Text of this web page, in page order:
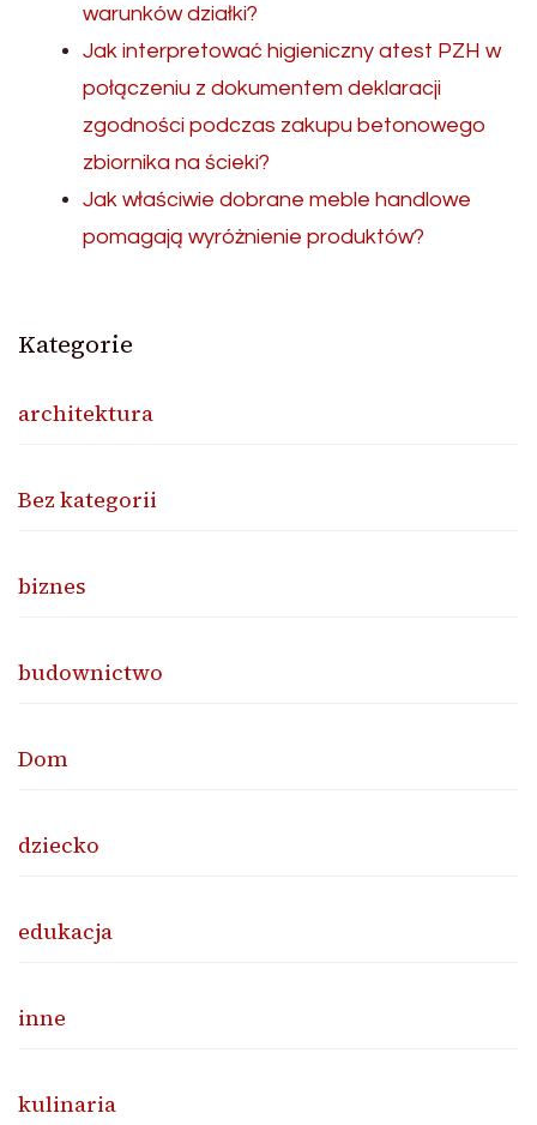
warunków działki?
Jak interpretować higieniczny atest PZH w
połączeniu z dokumentem deklaracji
zgodności podczas zakupu betonowego
zbiornika na ścieki?
Jak właściwie dobrane meble handlowe
pomagają wyróżnienie produktów?
Kategorie
architektura
Bez kategorii
biznes
budownictwo
Dom
dziecko
edukacja
inne
kulinaria